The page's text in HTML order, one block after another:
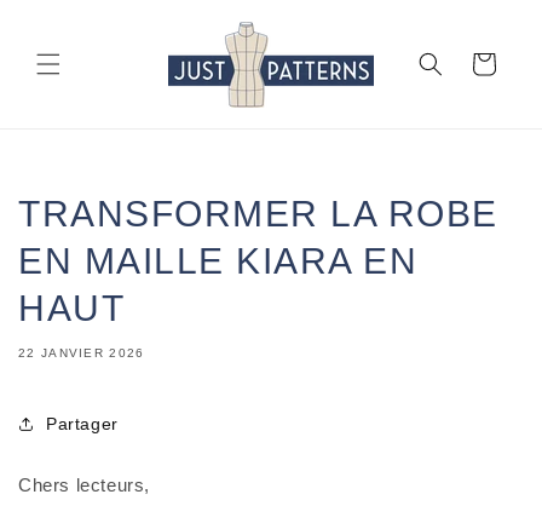
au
contenu
Panier
TRANSFORMER LA ROBE
EN MAILLE KIARA EN
HAUT
22 JANVIER 2026
Partager
Chers lecteurs,